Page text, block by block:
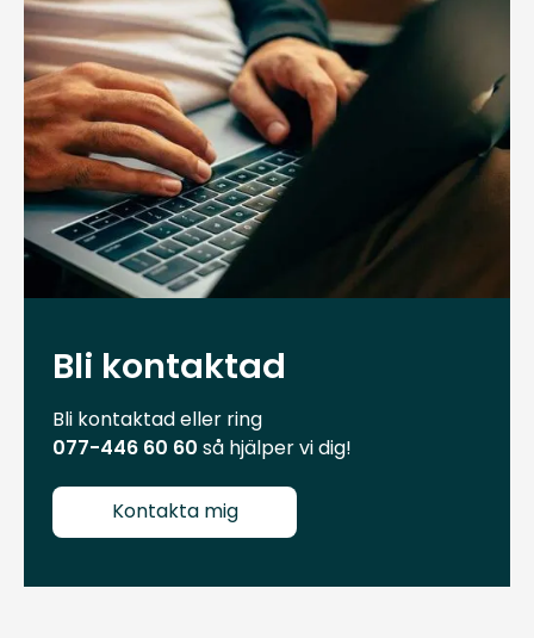
Bli kontaktad
Bli kontaktad eller ring
077-446 60 60 så hjälper vi dig!
Kontakta mig